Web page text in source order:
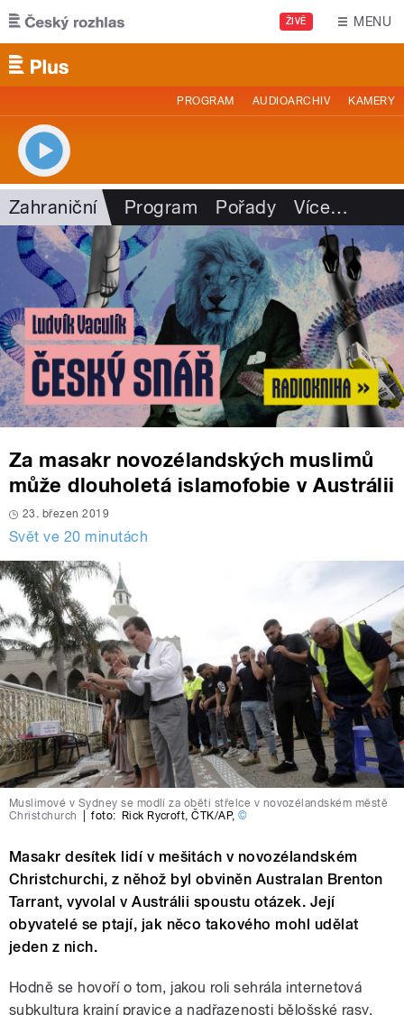
Přejít k hlavnímu obsahu
ŽIVĚ MENU
PROGRAM AUDIOARCHIV KAMERY
Zahraniční Program Pořady Více…
Za masakr novozélandských muslimů
může dlouholetá islamofobie v Austrálii
23. březen 2019
Svět ve 20 minutách
Muslimové v Sydney se modlí za oběti střelce v novozélandském městě
Christchurch
foto: Rick Rycroft,ČTK/AP,©
Masakr desítek lidí v mešitách v novozélandském
Christchurchi, z něhož byl obviněn Australan Brenton
Tarrant, vyvolal v Austrálii spoustu otázek. Její
obyvatelé se ptají, jak něco takového mohl udělat
jeden z nich.
Hodně se hovoří o tom, jakou roli sehrála internetová
subkultura krajní pravice a nadřazenosti bělošské rasy,